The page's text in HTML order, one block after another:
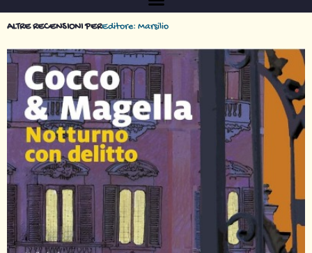
ALTRE RECENSIONI PEREditore: Marsilio